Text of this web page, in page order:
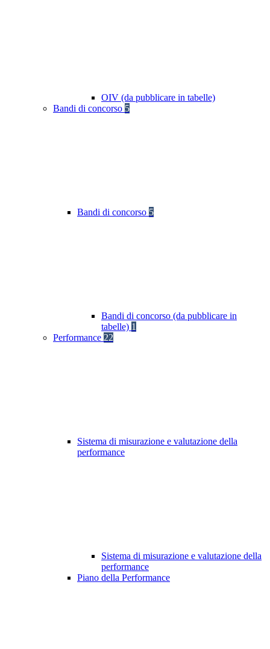
OIV (da pubblicare in tabelle)
Bandi di concorso 5
Bandi di concorso 5
Bandi di concorso (da pubblicare in
tabelle) 1
Performance 22
Sistema di misurazione e valutazione della
performance
Sistema di misurazione e valutazione della
performance
Piano della Performance